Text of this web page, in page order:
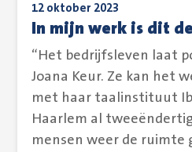
In mijn werk is dit
12 oktober 2023
“Het bedrijfsleven laat
Joana Keur. Ze kan het
met haar taalinstituut
Haarlem al
mensen weer de ruimte